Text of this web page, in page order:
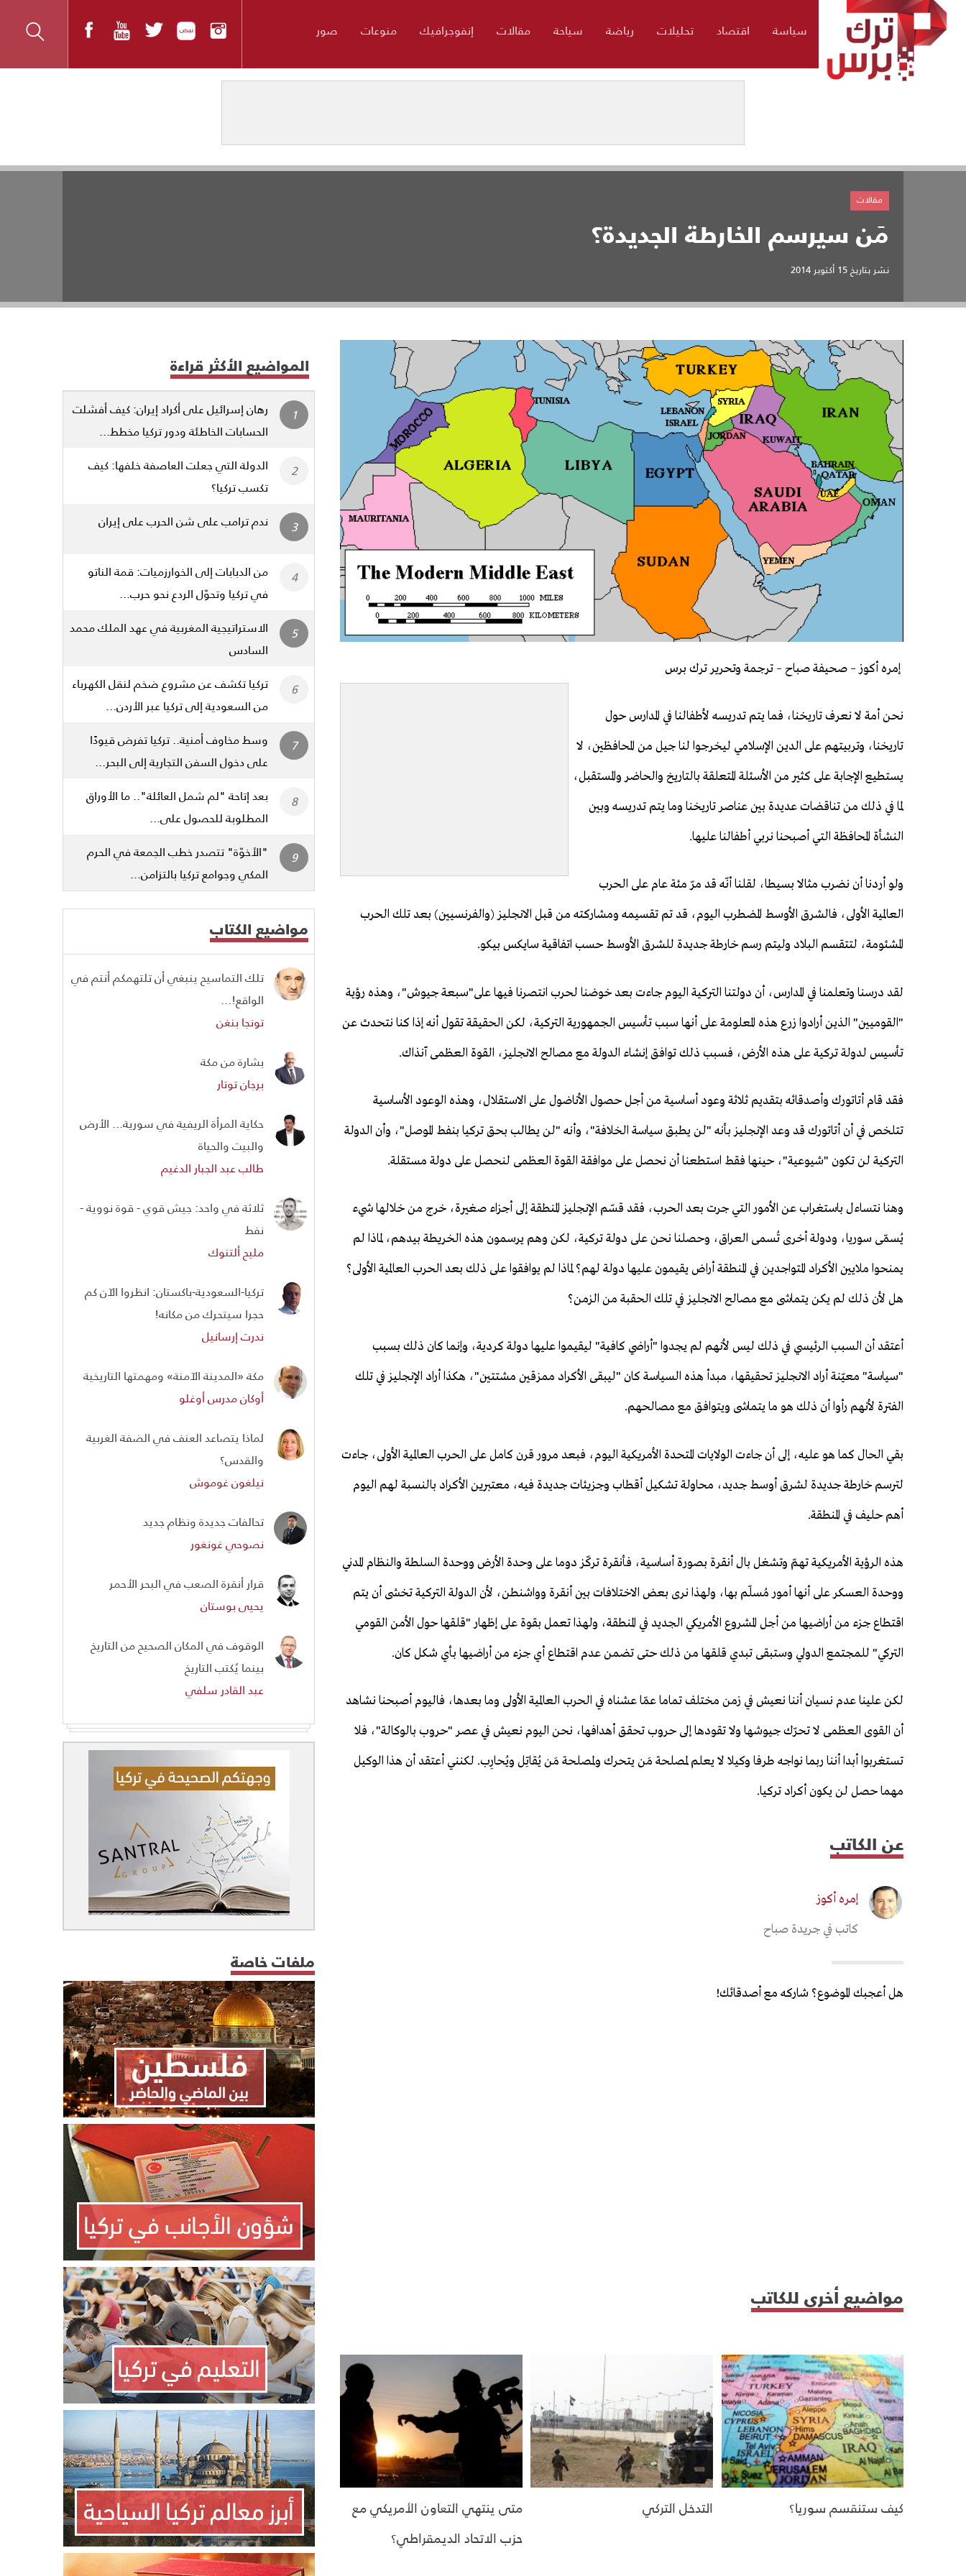
سياسة اقتصاد تحليلات رياضة سياحة مقالات إنفوجرافيك منوعات صور
مَن سيرسم الخارطة الجديدة؟
نشر بتاريخ15 أكتوبر 2014
مقالات
إمره أكوز – صحيفة صباح – ترجمة وتحرير ترك برس
نحن أمة لا نعرف تاريخنا، فما يتم تدريسه لأطفالنا في المدارس حول
تاريخنا، وتربيتهم على الدين الإسلامي ليخرجوا لنا جيل من المحافظين، لا
يستطيع الإجابة على كثير من الأسئلة المتعلقة بالتاريخ والحاضر والمستقبل،
لما في ذلك من تناقضات عديدة بين عناصر تاريخنا وما يتم تدريسه وبين
النشأة المحافظة التي أصبحنا نربي أطفالنا عليها.
ولو أردنا أن نضرب مثالا بسيطا، لقلنا أنّه قد مرّ مئة عام على الحرب
العالمية الأولى، فالشرق الأوسط المضطرب اليوم، قد تم تقسيمه ومشاركته من قبل الانجليز (والفرنسيين) بعد تلك الحرب
المشئومة، لتتقسم البلاد وليتم رسم خارطة جديدة للشرق الأوسط حسب اتفاقية سايكس بيكو.
لقد درسنا وتعلمنا في المدارس، أن دولتنا التركية اليوم جاءت بعد خوضنا لحرب انتصرنا فيها على"سبعة جيوش"، وهذه رؤية
"القوميين" الذين أرادوا زرع هذه المعلومة على أنها سبب تأسيس الجمهورية التركية، لكن الحقيقة تقول أنه إذا كنا نتحدث عن
تأسيس لدولة تركية على هذه الأرض، فسبب ذلك توافق إنشاء الدولة مع مصالح الانجليز، القوة العظمى آنذاك.
فقد قام أتاتورك وأصدقائه بتقديم ثلاثة وعود أساسية من أجل حصول الأناضول على الاستقلال، وهذه الوعود الأساسية
تتلخص في أن أتاتورك قد وعد الإنجليز بأنه "لن يطبق سياسة الخلافة"، وأنه "لن يطالب بحق تركيا بنفط الموصل"، وأن الدولة
التركية لن تكون "شيوعية"، حينها فقط استطعنا أن نحصل على موافقة القوة العظمى لنحصل على دولة مستقلة.
وهنا نتساءل باستغراب عن الأمور التي جرت بعد الحرب، فقد قسّم الإنجليز المنطقة إلى أجزاء صغيرة، خرج من خلالها شيء
يُسمّى سوريا، ودولة أخرى تُسمى العراق، وحصلنا نحن على دولة تركية، لكن وهم يرسمون هذه الخريطة بيدهم، لماذا لم
يمنحوا ملايين الأكراد المتواجدين في المنطقة أراض يقيمون عليها دولة لهم؟ لماذا لم يوافقوا على ذلك بعد الحرب العالمية الأولى؟
هل لأن ذلك لم يكن يتماشى مع مصالح الانجليز في تلك الحقبة من الزمن؟
أعتقد أن السبب الرئيسي في ذلك ليس لأنهم لم يجدوا "أراضي كافية" ليقيموا عليها دولة كردية، وإنما كان ذلك بسبب
"سياسة" معيّنة أراد الانجليز تحقيقها، مبدأ هذه السياسة كان "ليبقى الأكراد ممزقين مشتتين"، هكذا أراد الإنجليز في تلك
الفترة لأنهم رأوا أن ذلك هو ما يتماشى ويتوافق مع مصالحهم.
بقي الحال كما هو عليه، إلى أن جاءت الولايات المتحدة الأمريكية اليوم، فبعد مرور قرن كامل على الحرب العالمية الأولى، جاءت
لترسم خارطة جديدة لشرق أوسط جديد، محاولة تشكيل أقطاب وجزيئات جديدة فيه، معتبرين الأكراد بالنسبة لهم اليوم
أهم حليف في المنطقة.
هذه الرؤية الأمريكية تهمّ وتشغل بال أنقرة بصورة أساسية، فأنقرة تركّز دوما على وحدة الأرض ووحدة السلطة والنظام المدني
ووحدة العسكر على أنها أمور مُسلّم بها، ولهذا نرى بعض الاختلافات بين أنقرة وواشنطن، لأن الدولة التركية تخشى أن يتم
اقتطاع جزء من أراضيها من أجل المشروع الأمريكي الجديد في المنطقة، ولهذا تعمل بقوة على إظهار "قلقها حول الأمن القومي
التركي" للمجتمع الدولي وستبقى تبدي قلقها من ذلك حتى تضمن عدم اقتطاع أي جزء من أراضيها بأي شكل كان.
لكن علينا عدم نسيان أننا نعيش في زمن مختلف تماما عمّا عشناه في الحرب العالمية الأولى وما بعدها، فاليوم أصبحنا نشاهد
أن القوى العظمى لا تحرّك جيوشها ولا تقودها إلى حروب تحقق أهدافها، نحن اليوم نعيش في عصر "حروب بالوكالة"، فلا
تستغربوا أبدا أننا ربما نواجه طرفا وكيلا لا يعلم لمصلحة مَن يتحرك ولمصلحة مَن يُقاتِل ويُحارِب. لكنني أعتقد أن هذا الوكيل
مهما حصل لن يكون أكراد تركيا.
عن الكاتب
إمره أكوز
كاتب في جريدة صباح
هل أعجبك الموضوع؟ شاركه مع أصدقائك!
مواضيع أخرى للكاتب
كيف ستنقسم سوريا؟ التدخل التركي
متى ينتهي التعاون الأمريكي مع
حزب الاتحاد الديمقراطي؟
المواضيع الأكثر قراءة
رهان إسرائيل على أكراد إيران: كيف أفشلت
الحسابات الخاطئة ودور تركيا مخطط...
الدولة التي جعلت العاصفة خلفها: كيف
تكسب تركيا؟
ندم ترامب على شن الحرب على إيران
من الدبابات إلى الخوارزميات: قمة الناتو
في تركيا وتحوّل الردع نحو حرب...
الاستراتيجية المغربية في عهد الملك محمد
السادس
تركيا تكشف عن مشروع ضخم لنقل الكهرباء
من السعودية إلى تركيا عبر الأردن...
وسط مخاوف أمنية.. تركيا تفرض قيودًا
على دخول السفن التجارية إلى البحر...
بعد إتاحة "لم شمل العائلة".. ما الأوراق
المطلوبة للحصول على...
"الأخوّة" تتصدر خطب الجمعة في الحرم
المكي وجوامع تركيا بالتزامن...
مواضيع الكتاب
تلك التماسيح ينبغي أن تلتهمكم أنتم في
الواقع!...
تونجا بنغن
بشارة من مكة
برجان توتار
حكاية المرأة الريفية في سورية... الأرض
والبيت والحياة
طالب عبد الجبار الدغيم
ثلاثة في واحد: جيش قوي - قوة نووية -
نفط
مليح ألتنوك
تركيا-السعودية-باكستان: انظروا الآن كم
حجرا سيتحرك من مكانه!
ندرت إرسانيل
مكة «المدينة الآمنة» ومهمتها التاريخية
أوكان مدرس أوغلو
لماذا يتصاعد العنف في الضفة الغربية
والقدس؟
نيلغون غوموش
تحالفات جديدة ونظام جديد
نصوحي غونغور
قرار أنقرة الصعب في البحر الأحمر
يحيى بوستان
الوقوف في المكان الصحيح من التاريخ
بينما يُكتب التاريخ
عبد القادر سلفي
ملفات خاصة